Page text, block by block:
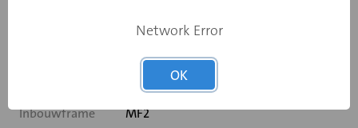
Inbouwframe MF2
Network Error
OK